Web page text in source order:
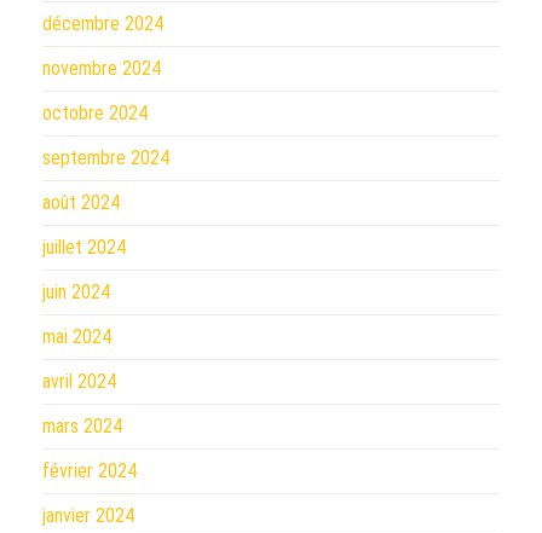
décembre 2024
novembre 2024
octobre 2024
septembre 2024
août 2024
juillet 2024
juin 2024
mai 2024
avril 2024
mars 2024
février 2024
janvier 2024